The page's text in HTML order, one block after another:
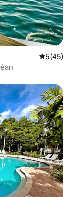
Note
5 (45)